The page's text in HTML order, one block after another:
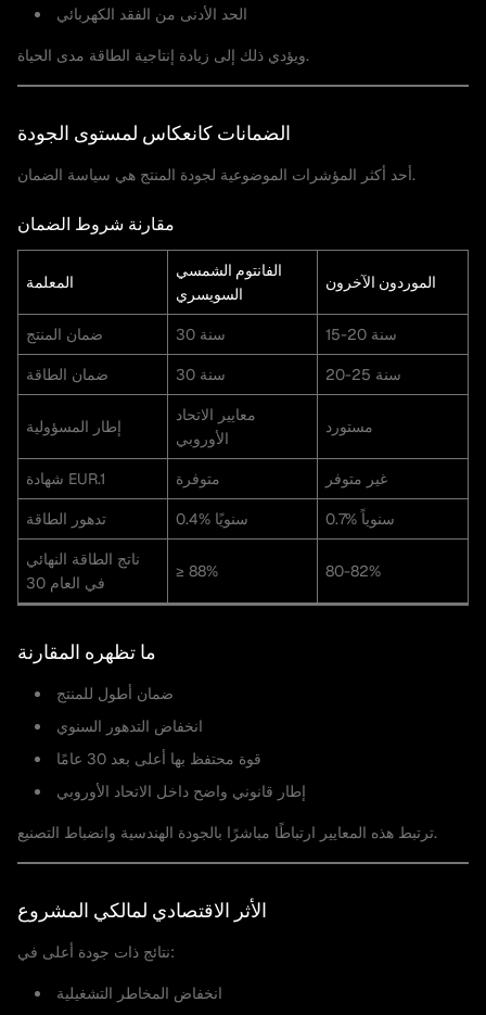
الحد الأدنى من الفقد الكهربائي
ويؤدي ذلك إلى زيادة إنتاجية الطاقة مدى الحياة.
الضمانات كانعكاس لمستوى الجودة
أحد أكثر المؤشرات الموضوعية لجودة المنتج هي سياسة الضمان.
مقارنة شروط الضمان
المعلمة
الفانتوم الشمسي
السويسري
الموردون الآخرون
ضمان المنتج 30 سنة 15-20 سنة
ضمان الطاقة 30 سنة 20-25 سنة
إطار المسؤولية
معايير الاتحاد
الأوروبي
مستورد
شهادة EUR.1 متوفرة غير متوفر
تدهور الطاقة 0.4% سنويًا 0.7% سنوياً
ناتج الطاقة النهائي
في العام 30
≥ 88% 80-82%
ما تظهره المقارنة
ضمان أطول للمنتج
انخفاض التدهور السنوي
قوة محتفظ بها أعلى بعد 30 عامًا
إطار قانوني واضح داخل الاتحاد الأوروبي
ترتبط هذه المعايير ارتباطًا مباشرًا بالجودة الهندسية وانضباط التصنيع.
الأثر الاقتصادي لمالكي المشروع
نتائج ذات جودة أعلى في:
انخفاض المخاطر التشغيلية